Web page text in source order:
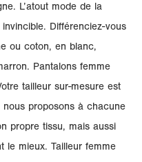
L’atout mode de la
Différenciez-vous
ou coton, en blanc,
Pantalons femme
tailleur sur-mesure est
nous proposons à chacune
propre tissu, mais aussi
le mieux. Tailleur femme